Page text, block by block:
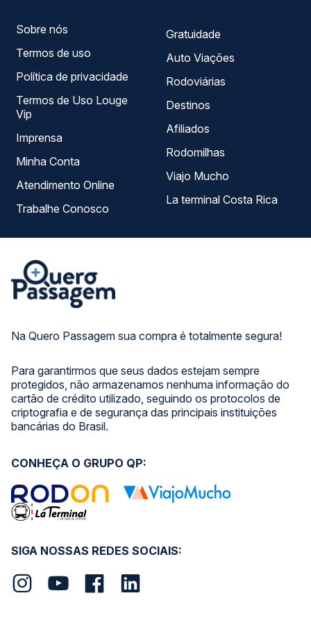
Na Quero Passagem sua compra é totalmente segura!
Para garantirmos que seus dados estejam sempre
protegidos, não armazenamos nenhuma informação do
cartão de crédito utilizado, seguindo os protocolos de
criptografia e de segurança das principais instituições
bancárias do Brasil.
Sobre nós
Termos de uso
Política de privacidade
Termos de Uso Louge
Vip
Imprensa
Minha Conta
Atendimento Online
Trabalhe Conosco
Gratuidade
Auto Viações
Rodoviárias
Destinos
Afiliados
Rodomilhas
Viajo Mucho
La terminal Costa Rica
SIGA NOSSAS REDES SOCIAIS:
CONHEÇA O GRUPO QP: